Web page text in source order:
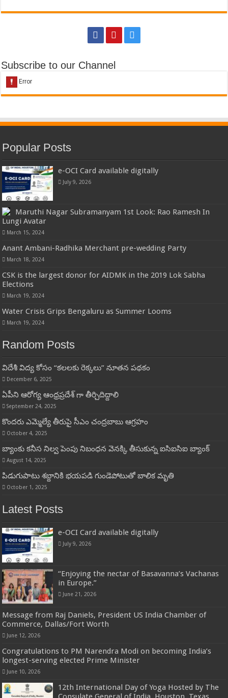
Subscribe to our Channel
Popular Posts
e-OCI Card available digitally
July 9, 2026
Maruthi Nagar Subramanyam 1st Look: Rao Ramesh In
Lungi Avatar
March 15, 2024
Anant Ambani-Radhika Merchant pre-wedding Party
March 18, 2024
CSK is the largest donor for AIDMK in the 2019 Lok Sabha
Elections
March 19, 2024
Water Crisis Grips Bengaluru as Summer Looms
March 19, 2024
Random Posts
విదేశీ విద్య కోసం “కలలకు రెక్కలు” నూతన పథకం
December 6, 2025
ఏపీని ఆరోగ్య ఆంధ్రప్రదేశ్ గా తీర్చిదిద్దాలి
September 24, 2025
కొందరు ఎమ్మెల్యే తీరుపై సీఎం చంద్రబాబు ఆగ్రహం
October 4, 2025
బ్యాంకు కనీస నిల్వ పెంపు నిబంధన వెనక్కి తీసుకున్న ఐసిఐసిఐ బ్యాంక్
August 14, 2025
పిడుగుపాటు శబ్దానికి భయపడి గుండెపోటుతో బాలిక మృతి
October 1, 2025
Latest Posts
e-OCI Card available digitally
July 9, 2026
“Enjoying the nectar of Basavanna’s Vachanas
in Europe.”
June 21, 2026
Message from Raj Daniels, President US India Chamber of
Commerce, Dallas/Fort Worth
June 12, 2026
Congratulations to PM Narendra Modi on becoming India’s
longest-serving elected Prime Minister
June 10, 2026
12th International Day of Yoga Hosted by The